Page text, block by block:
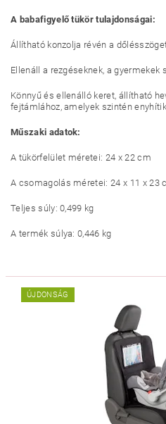
A babafigyelő tükör tulajdonságai:
Állítható konzolja révén a
Ellenáll a rezgéseknek, a gyermekek
Könnyű és ellenálló keret, állítható
fejtámlához, amelyek szintén
Műszaki adatok:
A tükörfelület méretei: 24 x 22 cm
A csomagolás méretei: 24 x 11 x 23
Teljes súly: 0,499 kg
A termék súlya: 0,446 kg
ÚJDONSÁG